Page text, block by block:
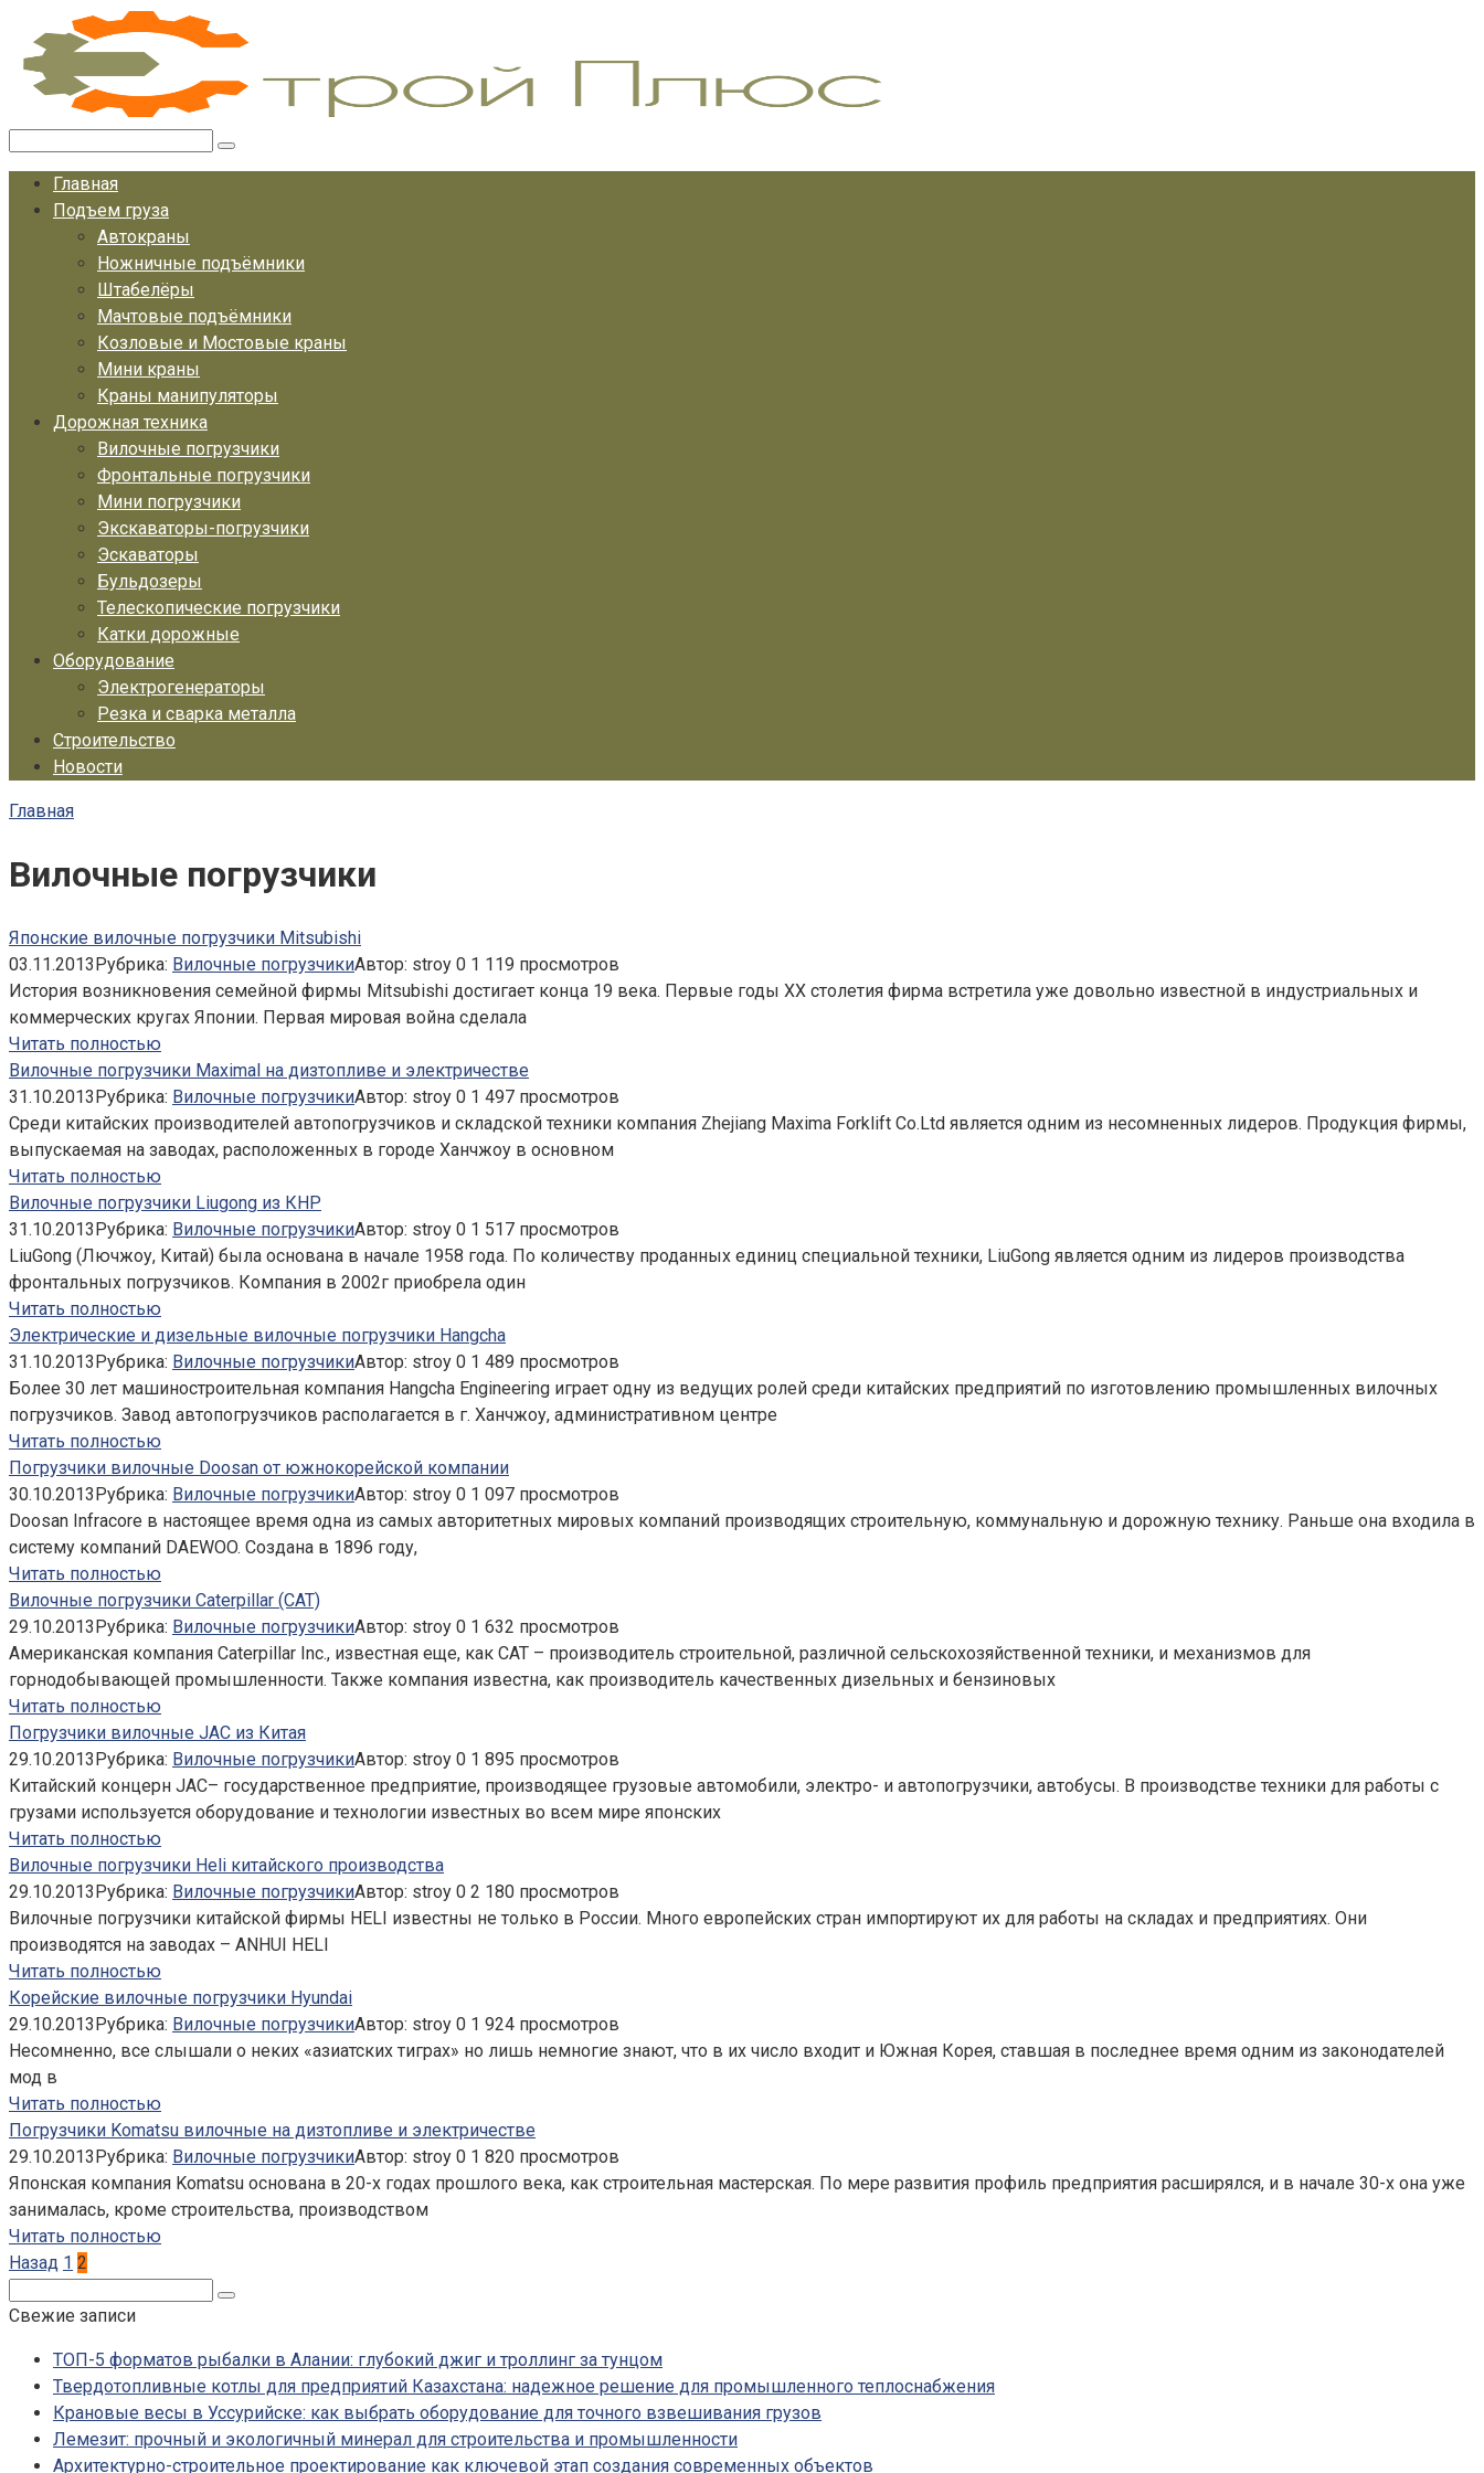
Перейти
контенту
Главная
Подъем груза
Автокраны
Ножничные подъёмники
Штабелёры
Мачтовые подъёмники
Козловые и Мостовые краны
Мини краны
Краны манипуляторы
Дорожная техника
Вилочные погрузчики
Фронтальные погрузчики
Мини погрузчики
Экскаваторы-погрузчики
Эскаваторы
Бульдозеры
Телескопические погрузчики
Катки дорожные
Оборудование
Электрогенераторы
Резка и сварка металла
Строительство
Новости
Главная
Вилочные погрузчики
Японские вилочные погрузчики Mitsubishi
03.11.2013Рубрика: Вилочные погрузчикиАвтор: stroy 0 1 119 просмотров
История возникновения семейной фирмы Mitsubishi достигает конца 19 века. Первые годы ХХ столетия фирма встретила уже довольно известной в индустриальных и
коммерческих кругах Японии. Первая мировая война сделала
Читать полностью
Вилочные погрузчики Maximal на дизтопливе и электричестве
31.10.2013Рубрика: Вилочные погрузчикиАвтор: stroy 0 1 497 просмотров
Среди китайских производителей автопогрузчиков и складской техники компания Zhejiang Maxima Forklift Co.Ltd является одним из несомненных лидеров. Продукция фирмы,
выпускаемая на заводах, расположенных в городе Ханчжоу в основном
Читать полностью
Вилочные погрузчики Liugong из КНР
31.10.2013Рубрика: Вилочные погрузчикиАвтор: stroy 0 1 517 просмотров
LiuGong (Лючжоу, Китай) была основана в начале 1958 года. По количеству проданных единиц специальной техники, LiuGong является одним из лидеров производства
фронтальных погрузчиков. Компания в 2002г приобрела один
Читать полностью
Электрические и дизельные вилочные погрузчики Hangcha
31.10.2013Рубрика: Вилочные погрузчикиАвтор: stroy 0 1 489 просмотров
Более 30 лет машиностроительная компания Hangcha Engineering играет одну из ведущих ролей среди китайских предприятий по изготовлению промышленных вилочных
погрузчиков. Завод автопогрузчиков располагается в г. Ханчжоу, административном центре
Читать полностью
Погрузчики вилочные Doosan от южнокорейской компании
30.10.2013Рубрика: Вилочные погрузчикиАвтор: stroy 0 1 097 просмотров
Doosan Infracore в настоящее время одна из самых авторитетных мировых компаний производящих строительную, коммунальную и дорожную технику. Раньше она входила в
систему компаний DAEWOO. Создана в 1896 году,
Читать полностью
Вилочные погрузчики Caterpillar (CAT)
29.10.2013Рубрика: Вилочные погрузчикиАвтор: stroy 0 1 632 просмотров
Американская компания Caterpillar Inc., известная еще, как CAT – производитель строительной, различной сельскохозяйственной техники, и механизмов для
горнодобывающей промышленности. Также компания известна, как производитель качественных дизельных и бензиновых
Читать полностью
Погрузчики вилочные JAC из Китая
29.10.2013Рубрика: Вилочные погрузчикиАвтор: stroy 0 1 895 просмотров
Китайский концерн JAC– государственное предприятие, производящее грузовые автомобили, электро- и автопогрузчики, автобусы. В производстве техники для работы с
грузами используется оборудование и технологии известных во всем мире японских
Читать полностью
Вилочные погрузчики Heli китайского производства
29.10.2013Рубрика: Вилочные погрузчикиАвтор: stroy 0 2 180 просмотров
Вилочные погрузчики китайской фирмы HELI известны не только в России. Много европейских стран импортируют их для работы на складах и предприятиях. Они
производятся на заводах – ANHUI HELI
Читать полностью
Корейские вилочные погрузчики Hyundai
29.10.2013Рубрика: Вилочные погрузчикиАвтор: stroy 0 1 924 просмотров
Несомненно, все слышали о неких «азиатских тиграх» но лишь немногие знают, что в их число входит и Южная Корея, ставшая в последнее время одним из законодателей
мод в
Читать полностью
Погрузчики Komatsu вилочные на дизтопливе и электричестве
29.10.2013Рубрика: Вилочные погрузчикиАвтор: stroy 0 1 820 просмотров
Японская компания Komatsu основана в 20-х годах прошлого века, как строительная мастерская. По мере развития профиль предприятия расширялся, и в начале 30-х она уже
занималась, кроме строительства, производством
Читать полностью
Пагинация
Назад 1 2
Свежие записи
ТОП-5 форматов рыбалки в Алании: глубокий джиг и троллинг за тунцом
Твердотопливные котлы для предприятий Казахстана: надежное решение для промышленного теплоснабжения
Крановые весы в Уссурийске: как выбрать оборудование для точного взвешивания грузов
Лемезит: прочный и экологичный минерал для строительства и промышленности
Архитектурно-строительное проектирование как ключевой этап создания современных объектов